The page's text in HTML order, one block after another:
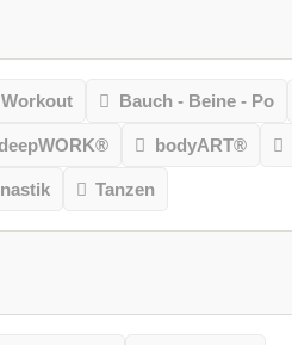
Workout Bauch - Beine - Po
bodyART®
Tanzen